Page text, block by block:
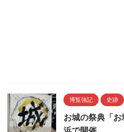
博覧強記 史跡
お城の祭典「